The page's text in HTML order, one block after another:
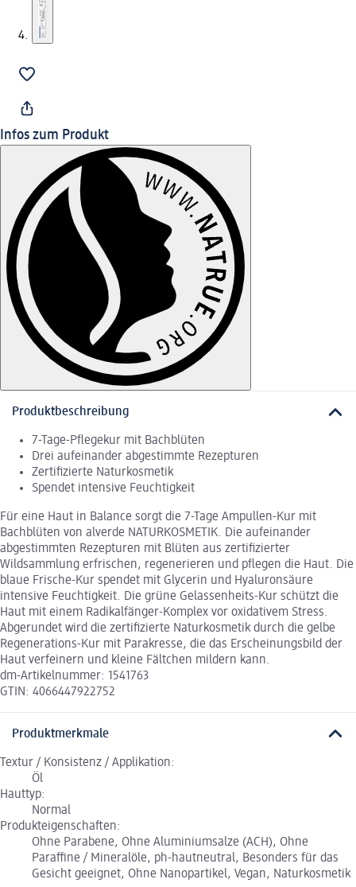
Infos zum Produkt
Produktbeschreibung
7-Tage-Pflegekur mit Bachblüten
Drei aufeinander abgestimmte Rezepturen
Zertifizierte Naturkosmetik
Spendet intensive Feuchtigkeit
Für eine Haut in Balance sorgt die 7-Tage Ampullen-Kur mit
Bachblüten von alverde NATURKOSMETIK. Die aufeinander
abgestimmten Rezepturen mit Blüten aus zertifizierter
Wildsammlung erfrischen, regenerieren und pflegen die Haut. Die
blaue Frische-Kur spendet mit Glycerin und Hyaluronsäure
intensive Feuchtigkeit. Die grüne Gelassenheits-Kur schützt die
Haut mit einem Radikalfänger-Komplex vor oxidativem Stress.
Abgerundet wird die zertifizierte Naturkosmetik durch die gelbe
Regenerations-Kur mit Parakresse, die das Erscheinungsbild der
Haut verfeinern und kleine Fältchen mildern kann.
dm-Artikelnummer: 1541763
GTIN: 4066447922752
Produktmerkmale
Textur / Konsistenz / Applikation:
Öl
Hauttyp:
Normal
Produkteigenschaften:
Ohne Parabene, Ohne Aluminiumsalze (ACH), Ohne
Paraffine / Mineralöle, ph-hautneutral, Besonders für das
Gesicht geeignet, Ohne Nanopartikel, Vegan, Naturkosmetik